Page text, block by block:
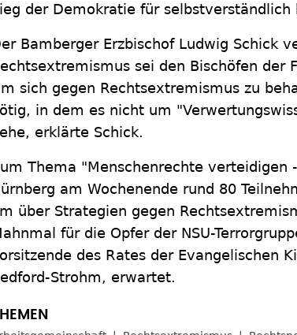
der Demokratie für selbstverständlich
Bamberger Erzbischof Ludwig Schick
sei den Bischöfen der
sich gegen Rechtsextremismus zu
in dem es nicht um
erklärte Schick.
Thema "Menschenrechte verteidigen
am Wochenende rund 80
über Strategien gegen
für die Opfer der NSU-
des Rates der Evangelischen
Strohm, erwartet.